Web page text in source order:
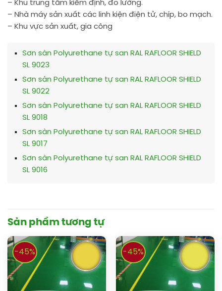
– Khu trung tâm kiểm định, đo lường.
– Nhà máy sản xuất các linh kiện điện tử, chíp, bo mạch.
– Khu vực sản xuất, gia công
Sơn sàn Polyurethane tự san RAL RAFLOOR SHIELD
SL 9023
Sơn sàn Polyurethane tự san RAL RAFLOOR SHIELD
SL 9022
Sơn sàn Polyurethane tự san RAL RAFLOOR SHIELD
SL 9018
Sơn sàn Polyurethane tự san RAL RAFLOOR SHIELD
SL 9017
Sơn sàn Polyurethane tự san RAL RAFLOOR SHIELD
SL 9016
Sản phẩm tương tự
-45% -45%